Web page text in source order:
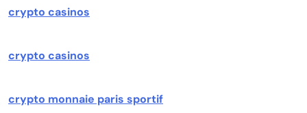
crypto casinos
crypto casinos
crypto monnaie paris sportif